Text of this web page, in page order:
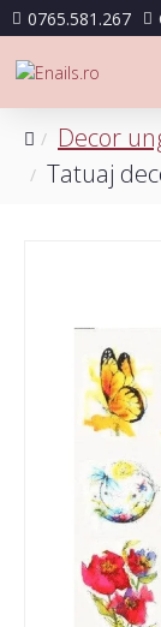
0765.581.267
Decor
Tatuaj